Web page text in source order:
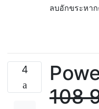
ลบอักขระหา
4
108